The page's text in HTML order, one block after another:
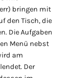
bringen mit
den Tisch, die
Die Aufgaben
Menü nebst
am
Der